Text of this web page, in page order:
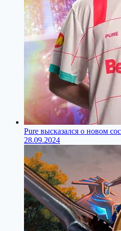
Pure высказался о новом
28.09.2024